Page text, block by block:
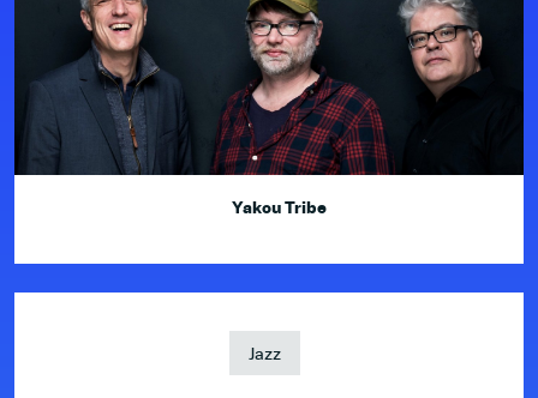
Yakou Tribe
Jazz